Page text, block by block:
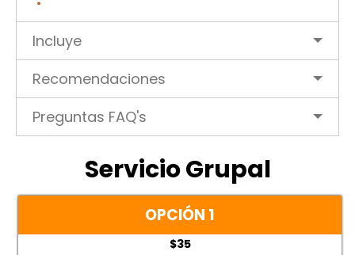
Incluye
Recomendaciones
Preguntas FAQ's
Servicio Grupal
OPCIÓN 1
$35